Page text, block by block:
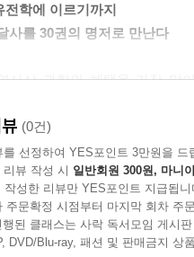
학에 이르기까지
사를 30권의 명저로 만난다
사상 과학의 혜택을 가장 많
는 곳도 생겨났다. 과학을 모
면 꼭 알아야 할 과학 고전
르니쿠스, 뉴턴, 케플러 등
역사를 뒤바꿔놓은 과학자와
경, 책의 주요 내용, 후대에
(0건)
선정하여 YES포인트 3만원을 드
뷰 작성 시 일반회원 300원, 마니
성한 리뷰만 YES포인트 지급됩니
주문확정 시점부터 마지막 회차 주
된 클래스는 사락 독서모임 게시
DVD/Blu-ray, 패션 및 판매금지 상